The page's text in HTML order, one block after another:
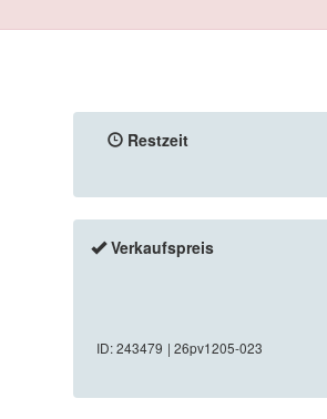
Restzeit
Verkaufspreis
ID: 243479 | 26pv1205-023